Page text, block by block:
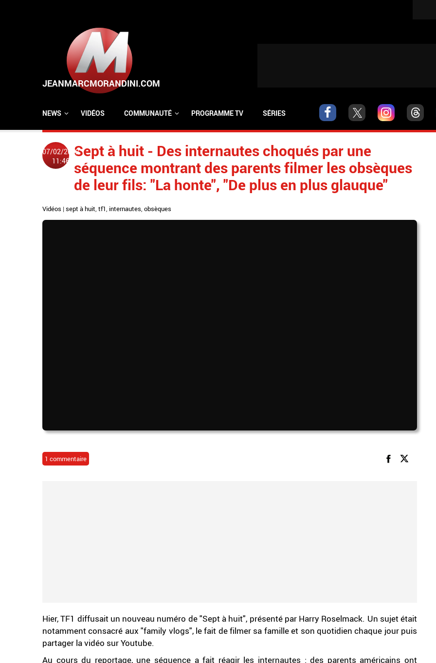
NEWS VIDÉOS COMMUNAUTÉ PROGRAMME TV SÉRIES
07/02/2022
11:46
Sept à huit - Des internautes choqués par une
séquence montrant des parents filmer les obsèques
de leur fils: "La honte", "De plus en plus glauque"
Vidéos | sept à huit, tf1, internautes, obsèques
1 commentaire
Hier, TF1 diffusait un nouveau numéro de "Sept à huit", présenté par Harry Roselmack. Un sujet était
notamment consacré aux "family vlogs", le fait de filmer sa famille et son quotidien chaque jour puis
partager la vidéo sur Youtube.
Au cours du reportage, une séquence a fait réagir les internautes : des parents américains ont